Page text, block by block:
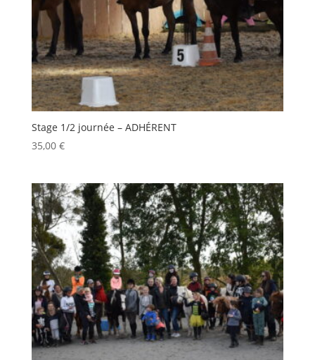
Stage 1/2 journée – ADHÉRENT
35,00 €